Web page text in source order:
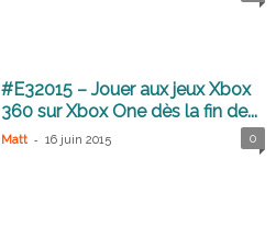
#E32015 – Jouer aux jeux Xbox
360 sur Xbox One dès la fin de...
Matt - 16 juin 2015 0